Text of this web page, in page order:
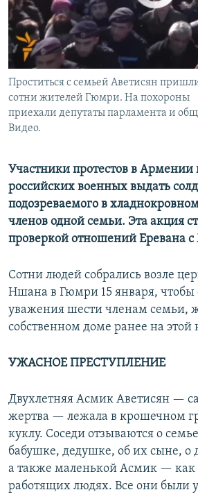
0:00 0:01:05
Проститься с семьей Аветисян
сотни жителей Гюмри. На похороны
приехали депутаты парламента и
Видео.
Участники протестов в
российских военных выдать
подозреваемого в
членов одной семьи. Эта акция
проверкой отношений Еревана
Сотни людей собрались возле
Ншана в Гюмри 15 января, чтобы
уважения шести членам семьи,
собственном доме ранее на этой
УЖАСНОЕ ПРЕСТУПЛЕНИЕ
Двухлетняя Асмик Аветисян —
жертва — лежала в крошечном
куклу. Соседи отзываются о
бабушке, дедушке, об их сыне, о
а также маленькой Асмик — как
работящих людях. Все они были